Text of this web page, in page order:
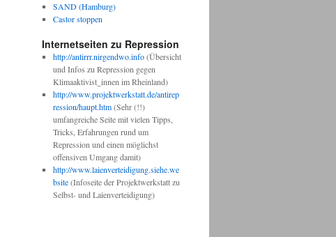
SAND (Hamburg)
Castor stoppen
Internetseiten zu Repression
http://antirrr.nirgendwo.info(Übersicht
und Infos zu Repression gegen
Klimaaktivist_innen im Rheinland)
http://www.projektwerkstatt.de/antirep
ression/haupt.htm(Sehr (!!)
umfangreiche Seite mit vielen Tipps,
Tricks, Erfahrungen rund um
Repression und einen möglichst
offensiven Umgang damit)
http://www.laienverteidigung.siehe.we
bsite(Infoseite der Projektwerkstatt zu
Selbst- und Laienverteidigung)